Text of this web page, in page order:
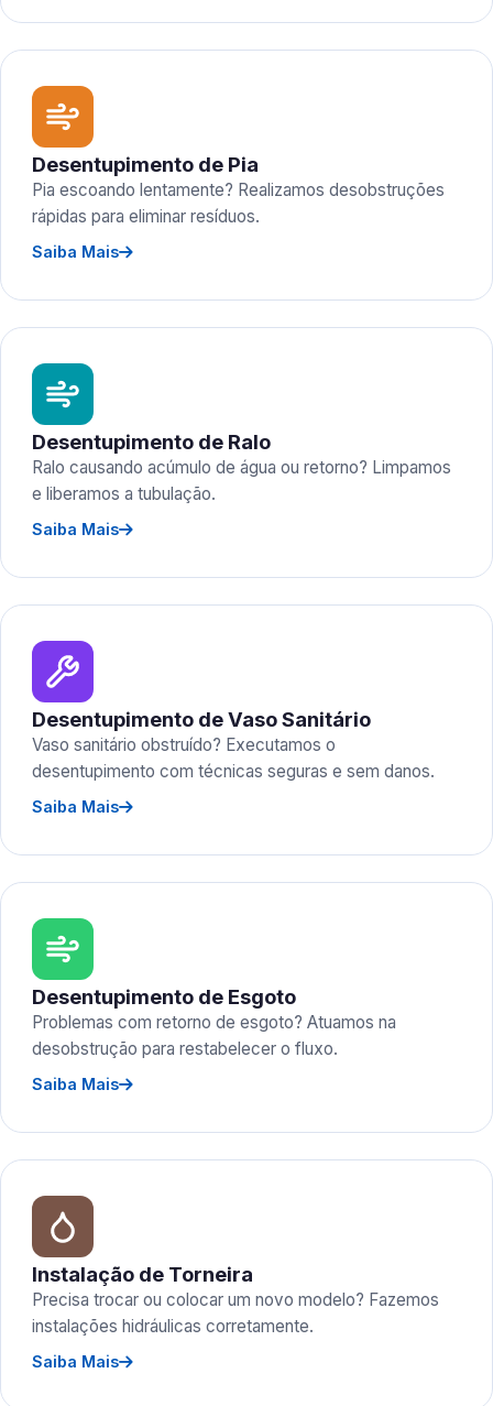
Desentupimento de Pia
Pia escoando lentamente? Realizamos desobstruções
rápidas para eliminar resíduos.
Saiba Mais
Desentupimento de Ralo
Ralo causando acúmulo de água ou retorno? Limpamos
e liberamos a tubulação.
Saiba Mais
Desentupimento de Vaso Sanitário
Vaso sanitário obstruído? Executamos o
desentupimento com técnicas seguras e sem danos.
Saiba Mais
Desentupimento de Esgoto
Problemas com retorno de esgoto? Atuamos na
desobstrução para restabelecer o fluxo.
Saiba Mais
Instalação de Torneira
Precisa trocar ou colocar um novo modelo? Fazemos
instalações hidráulicas corretamente.
Saiba Mais